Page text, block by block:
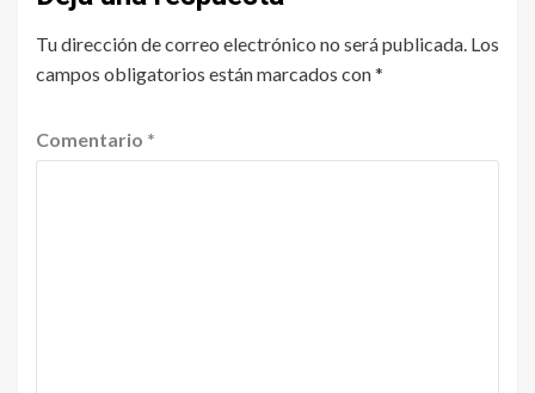
Tu dirección de correo electrónico no será publicada. Los
campos obligatorios están marcados con*
Comentario *